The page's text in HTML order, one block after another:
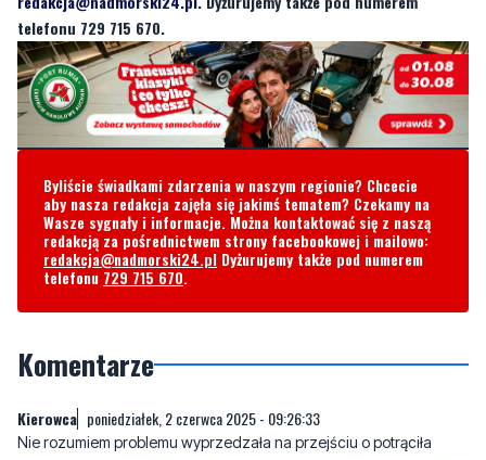
Byliście świadkami zdarzenia w naszym regionie? Chcecie
aby nasza redakcja zajęła się jakimś tematem? Czekamy na
Wasze sygnały i informacje. Można kontaktować się z naszą
redakcja@nadmorski24.plDyżurujemy także pod numerem
telefonu729 715 670.
Komentarze
Nie rozumiem problemu wyprzedzała na przejściu o potrąciła
czy była po lekach czy nie ale wyprzedzała na przejściu i kropka
32 0 Zgłoś komentarz Odpowiedz na komentarz